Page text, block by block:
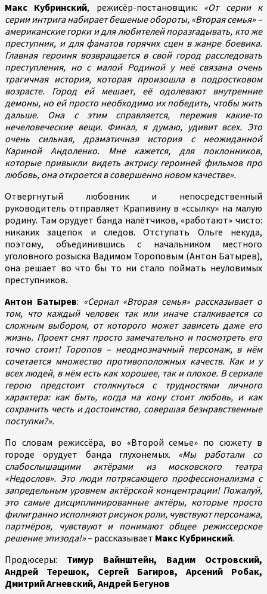
Макс Кубринский, режисёр-постановщик: «От серии к
серии интрига набирает бешеные обороты, «Вторая семья» –
американские горки и для любителей поразгадывать, кто же
преступник, и для фанатов горячих сцен в жанре боевика.
Главная героиня возвращается в свой город расследовать
преступления, но с малой Родиной у неё связана очень
трагичная история, которая произошла в подростковом
возрасте. Город ей мешает, её одолевают внутренние
демоны, но ей просто необходимо их победить, чтобы жить
дальше. Она с этим справляется, пережив какие-то
нечеловеческие вещи. Финал, я думаю, удивит всех. Это
очень сильная, драматичная история с неожиданной
Кариной Андоленко. Мне кажется, для поклонников,
которые привыкли видеть актрису героиней фильмов про
любовь, она откроется в совершенно новом качестве».
Отвергнутый любовник и непосредственный
руководитель отправляет Крапивину в «ссылку» на малую
родину. Там орудует банда налётчиков, «работают» чисто:
никаких зацепок и следов. Отступать Ольге некуда,
поэтому, объединившись с начальником местного
уголовного розыска Вадимом Тороповым (Антон Батырев),
она решает во что бы то ни стало поймать неуловимых
преступников.
Антон Батырев: «Сериал «Вторая семья» рассказывает о
том, что каждый человек так или иначе сталкивается со
сложным выбором, от которого может зависеть даже его
жизнь. Проект снят просто замечательно и посмотреть его
точно стоит! Торопов – неоднозначный персонаж, в нём
сочетается множество противоположных качеств. Как и у
всех людей, в нём есть как хорошее, так и плохое. В сериале
герою предстоит столкнуться с трудностями личного
характера: как быть, когда на кону стоит любовь, и как
сохранить честь и достоинство, совершая безнравственные
поступки?».
По словам режиссёра, во «Второй семье» по сюжету в
городе орудует банда глухонемых. «Мы работали со
слабослышащими актёрами из московского театра
«Недослов». Это люди потрясающего профессионализма с
запредельным уровнем актёрской концентрации! Пожалуй,
это самые дисциплинированные актёры, которые просто
филигранно исполняют рисунок роли, чувствуют персонажа,
партнёров, чувствуют и понимают общее режиссерское
решение эпизода!»– рассказывает Макс Кубринский.
Продюсеры: Тимур Вайнштейн, Вадим Островский,
Андрей Терешок, Сергей Багиров, Арсений Робак,
Дмитрий Агневский, Андрей Бегунов